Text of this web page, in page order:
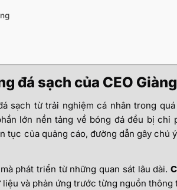
đá sạch của CEO
sạch từ trải nghiệm cá nhân trong
lớn nền tảng về bóng đá đều bị chi
tục của quảng cáo, đường dẫn gây chú
phát triển từ những quan sát lâu dài.
và phản ứng trước từng nguồn thông